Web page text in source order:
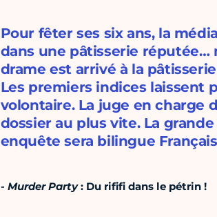
Pour fêter ses six ans, la
dans une pâtisserie réputée…
drame est arrivé à la
Les premiers indices laissent
volontaire. La juge en charge
dossier au plus vite. La
enquête sera bilingue
- Murder Party: Du rififi dans le pétrin !